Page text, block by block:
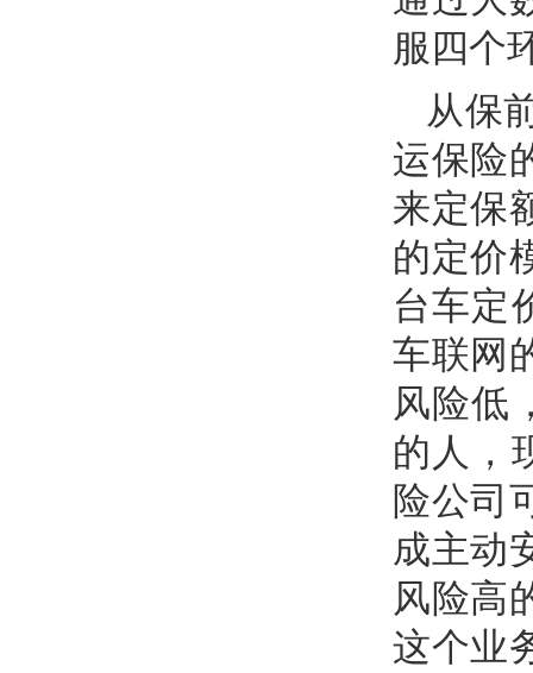
服四个
从保
运保险
来定保
的定价
台车定
车联网
风险低
的人，
险公司
成主动
风险高
这个业